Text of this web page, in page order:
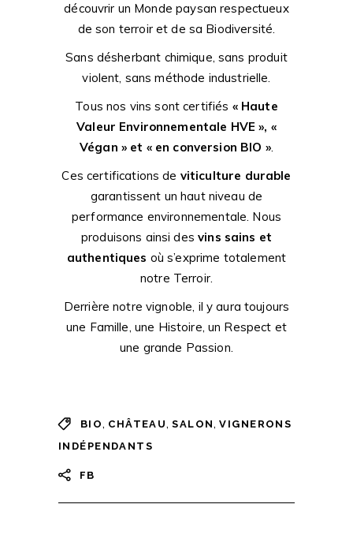
découvrir un Monde paysan respectueux
de son terroir et de sa Biodiversité.
Sans désherbant chimique, sans produit
violent, sans méthode industrielle.
Tous nos vins sont certifiés « Haute
Valeur Environnementale HVE », «
Végan » et « en conversion BIO ».
Ces certifications de viticulture durable
garantissent un haut niveau de
performance environnementale. Nous
produisons ainsi desvins sains et
authentiques où s’exprime totalement
notre Terroir.
Derrière notre vignoble, il y aura toujours
une Famille, une Histoire, un Respect et
une grande Passion.
BIO, CHÂTEAU,SALON,VIGNERONS
INDÉPENDANTS
FB